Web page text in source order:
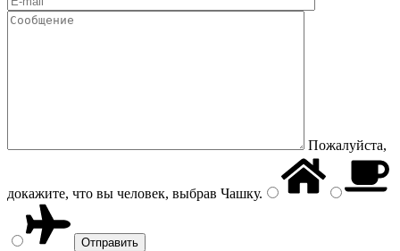
Пожалуйста,
докажите, что вы человек, выбрав Чашку.